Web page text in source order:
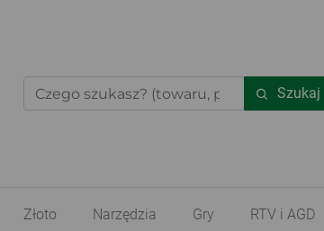
Szukaj
Złoto Narzędzia Gry RTV i AGD